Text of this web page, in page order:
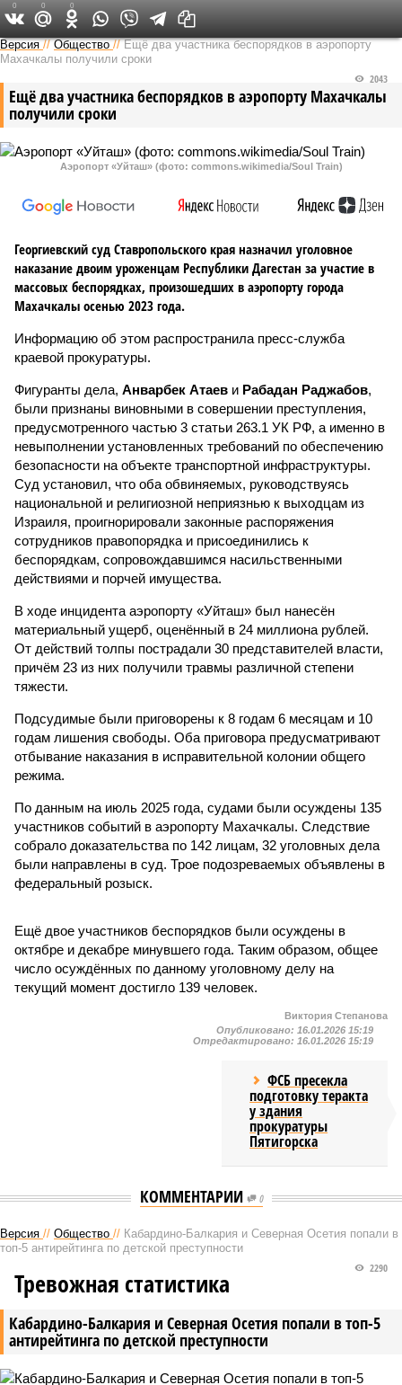
Версия на Кавказе
Версия //Общество //Ещё два участника беспорядков в аэропорту
Махачкалы получили сроки
Ещё два участника беспорядков в аэропорту Махачкалы
получили сроки
2043
Аэропорт «Уйташ» (фото: commons.wikimedia/Soul Train)
Георгиевский суд Ставропольского края назначил уголовное
наказание двоим уроженцам Республики Дагестан за участие в
массовых беспорядках, произошедших в аэропорту города
Махачкалы осенью 2023 года.
Информацию об этом распространила пресс-служба
краевой прокуратуры.
Фигуранты дела, Анварбек Атаев и Рабадан Раджабов,
были признаны виновными в совершении преступления,
предусмотренного частью 3 статьи 263.1 УК РФ, а именно в
невыполнении установленных требований по обеспечению
безопасности на объекте транспортной инфраструктуры.
Суд установил, что оба обвиняемых, руководствуясь
национальной и религиозной неприязнью к выходцам из
Израиля, проигнорировали законные распоряжения
сотрудников правопорядка и присоединились к
беспорядкам, сопровождавшимся насильственными
действиями и порчей имущества.
В ходе инцидента аэропорту «Уйташ» был нанесён
материальный ущерб, оценённый в 24 миллиона рублей.
От действий толпы пострадали 30 представителей власти,
причём 23 из них получили травмы различной степени
тяжести.
Подсудимые были приговорены к 8 годам 6 месяцам и 10
годам лишения свободы. Оба приговора предусматривают
отбывание наказания в исправительной колонии общего
режима.
По данным на июль 2025 года, судами были осуждены 135
участников событий в аэропорту Махачкалы. Следствие
собрало доказательства по 142 лицам, 32 уголовных дела
были направлены в суд. Трое подозреваемых объявлены в
федеральный розыск.
Ещё двое участников беспорядков были осуждены в
октябре и декабре минувшего года. Таким образом, общее
число осуждённых по данному уголовному делу на
текущий момент достигло 139 человек.
0 0 0
Виктория Степанова
Опубликовано: 16.01.2026 15:19
Отредактировано: 16.01.2026 15:19
ФСБ пресекла
подготовку теракта
у здания
прокуратуры
Пятигорска
КОММЕНТАРИИ 0
Версия // Общество // Кабардино-Балкария и Северная Осетия попали в
топ-5 антирейтинга по детской преступности
Кабардино-Балкария и Северная Осетия попали в топ-5
антирейтинга по детской преступности
2290
Тревожная статистика